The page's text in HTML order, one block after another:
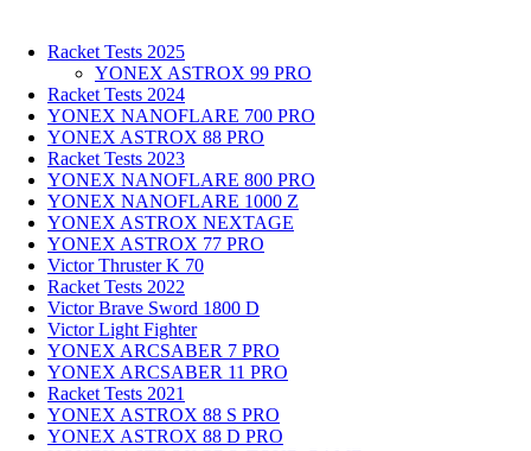
Racket Tests 2025
YONEX ASTROX 99 PRO
Racket Tests 2024
YONEX NANOFLARE 700 PRO
YONEX ASTROX 88 PRO
Racket Tests 2023
YONEX NANOFLARE 800 PRO
YONEX NANOFLARE 1000 Z
YONEX ASTROX NEXTAGE
YONEX ASTROX 77 PRO
Victor Thruster K 70
Racket Tests 2022
Victor Brave Sword 1800 D
Victor Light Fighter
YONEX ARCSABER 7 PRO
YONEX ARCSABER 11 PRO
Racket Tests 2021
YONEX ASTROX 88 S PRO
YONEX ASTROX 88 D PRO